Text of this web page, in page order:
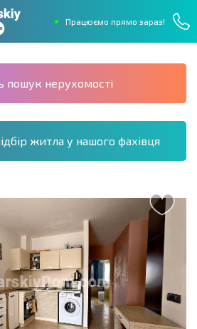
Працюємо прямо зараз!
пошук нерухомості
житла у нашого фахівця